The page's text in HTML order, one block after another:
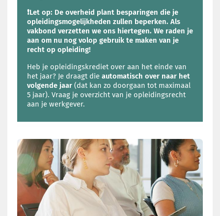
❗Let op: De overheid plant besparingen die je
opleidingsmogelijkheden zullen beperken. Als
vakbond verzetten we ons hiertegen. We raden je
aan om nu nog volop gebruik te maken van je
recht op opleiding!
Heb je opleidingskrediet over aan het einde van
het jaar? Je draagt die automatisch over naar het
volgende jaar (dat kan zo doorgaan tot maximaal
5 jaar). Vraag je overzicht van je opleidingsrecht
aan je werkgever.